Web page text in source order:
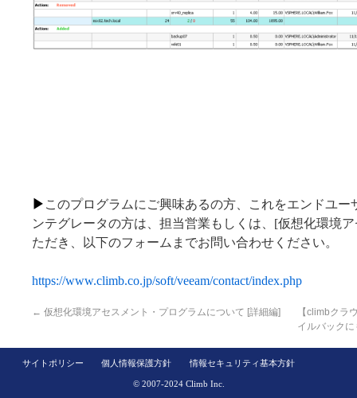
▶ このプログラムにご興味あるの方、これをエンドユ
ンテグレータの方は、担当営業もしくは、[仮想化環境
ただき、以下のフォームまでお問い合わせください。
https://www.climb.co.jp/soft/veeam/contact/index.php
← 仮想化環境アセスメント・プログラムについて [詳細編]
【climbクラ
イルバック
サイトポリシー 個人情報保護方針 情報セキュリティ基本方針
© 2007-2024 Climb Inc.